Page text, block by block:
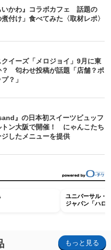
いかわ』コラボカフェ 話題の
煮付け」食べてみた〈取材レポ〉
イーズ「メロジョイ」9月に東
？ 匂わせ投稿が話題「店舗？ポ
？」
』の日本初スイーツビュッフ
トン大阪で開催！ にゃんこたち
ジしたメニューを提供
ユニバーサル・
ジャパン「ハロ
もっと見る